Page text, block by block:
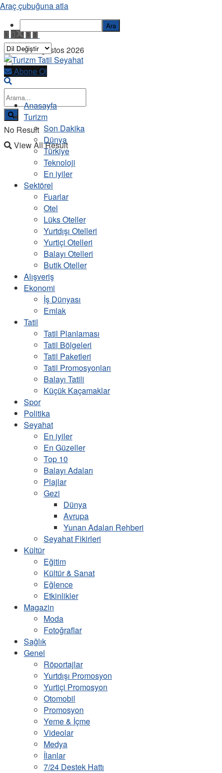
Cuma, 7 Ağustos 2026
No Result
View All Result
Abone Ol
Anasayfa
Turizm
Son Dakika
Dünya
Türkiye
Teknoloji
En iyiler
Sektörel
Fuarlar
Otel
Lüks Oteller
Yurtdışı Otelleri
Yurtiçi Otelleri
Balayı Otelleri
Butik Oteller
Alışveriş
Ekonomi
İş Dünyası
Emlak
Tatil
Tatil Planlaması
Tatil Bölgeleri
Tatil Paketleri
Tatil Promosyonları
Balayı Tatili
Küçük Kaçamaklar
Spor
Politika
Seyahat
En iyiler
En Güzeller
Top 10
Balayı Adaları
Plajlar
Gezi
Dünya
Avrupa
Yunan Adaları Rehberi
Seyahat Fikirleri
Kültür
Eğitim
Kültür & Sanat
Eğlence
Etkinlikler
Magazin
Moda
Fotoğraflar
Sağlık
Genel
Röportajlar
Yurtdışı Promosyon
Yurtiçi Promosyon
Otomobil
Promosyon
Yeme & İçme
Videolar
Medya
İlanlar
7/24 Destek Hattı
Araç çubuğuna atla
Ara